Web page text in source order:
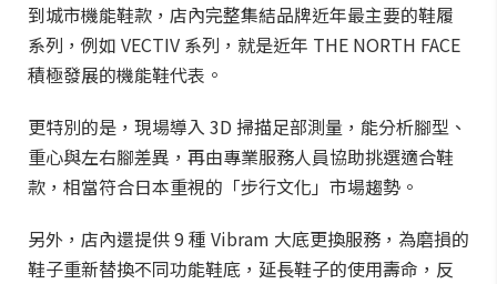
到城市機能鞋款，店內完整集結品牌近年最主要的鞋履
系列，例如 VECTIV 系列，就是近年 THE NORTH FACE
積極發展的機能鞋代表。
更特別的是，現場導入 3D 掃描足部測量，能分析腳型、
重心與左右腳差異，再由專業服務人員協助挑選適合鞋
款，相當符合日本重視的「步行文化」市場趨勢。
另外，店內還提供 9 種 Vibram 大底更換服務，為磨損的
鞋子重新替換不同功能鞋底，延長鞋子的使用壽命，反